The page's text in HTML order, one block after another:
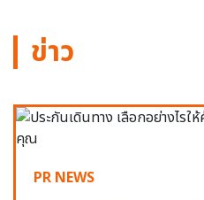
ข่าว
PR NEWS